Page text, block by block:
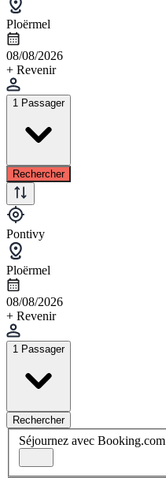
Ploërmel
08/08/2026
+ Revenir
1 Passager
Rechercher
Pontivy
Ploërmel
08/08/2026
+ Revenir
1 Passager
Rechercher
Séjournez avec Booking.com